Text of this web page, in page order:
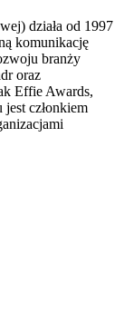
działa od 1997
komunikację
branży
oraz
Effie Awards,
członkiem